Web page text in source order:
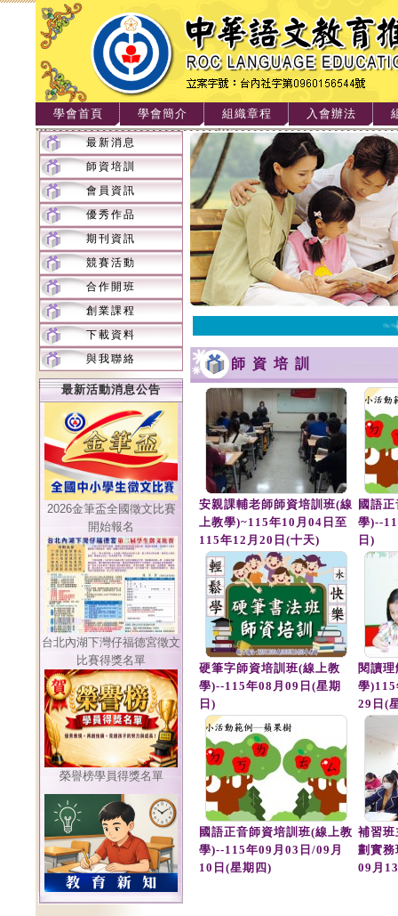
學會首頁 學會簡介 組織章程 入會辦法
最新消息
師資培訓
會員資訊
優秀作品
期刊資訊
競賽活動
合作開班
創業課程
下載資料
與我聯絡
最新活動消息公告
2026金筆盃全國徵文比賽
開始報名
台北內湖下灣仔福德宮徵文
比賽得獎名單
榮譽榜學員得獎名單
~~
師資培訓
安親課輔老師師資培訓班(線
上教學)~115年10月04日至
115年12月20日(十天)
國語
學)--
日)
硬筆字師資培訓班(線上教
學)--115年08月09日(星期
日)
閱讀
學
29日(
國語正音師資培訓班(線上教
學)--115年09月03日/09月
10日(星期四)
補習
劃實
09月